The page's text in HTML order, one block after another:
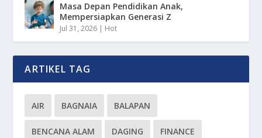
Masa Depan Pendidikan Anak,
Mempersiapkan Generasi Z
Jul 31, 2026 | Hot
ARTIKEL TAG
AIR BAGNAIA BALAPAN
BENCANA ALAM DAGING FINANCE